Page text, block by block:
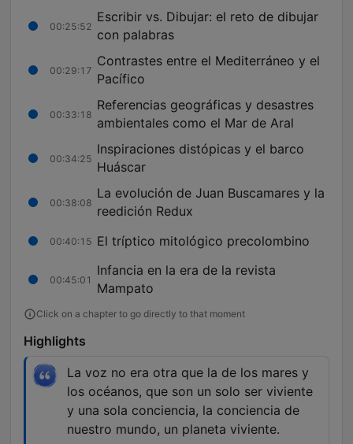
00:25:52
Escribir vs. Dibujar: el reto de dibujar
con palabras
00:29:17
Contrastes entre el Mediterráneo y el
Pacífico
00:33:18
Referencias geográficas y desastres
ambientales como el Mar de Aral
00:34:25
Inspiraciones distópicas y el barco
Huáscar
00:38:08
La evolución de Juan Buscamares y la
reedición Redux
00:40:15 El tríptico mitológico precolombino
00:45:01
Infancia en la era de la revista
Mampato
Click on a chapter to go directly to that moment
Highlights
La voz no era otra que la de los mares y
los océanos, que son un solo ser viviente
y una sola conciencia, la conciencia de
nuestro mundo, un planeta viviente.